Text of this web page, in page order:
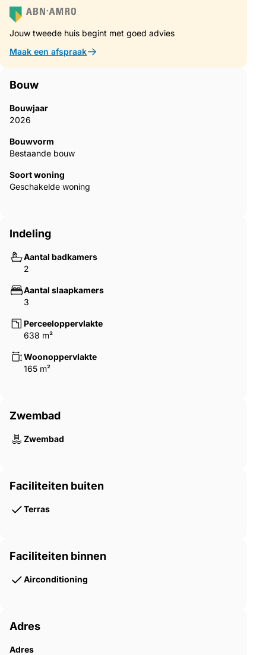
Jouw tweede huis begint met goed advies
Maak een afspraak
Bouw
Bouwjaar
2026
Bouwvorm
Bestaande bouw
Soort woning
Geschakelde woning
Indeling
Aantal badkamers
2
Aantal slaapkamers
3
Perceeloppervlakte
638 m²
Woonoppervlakte
165 m²
Zwembad
Zwembad
Faciliteiten buiten
Terras
Faciliteiten binnen
Airconditioning
Adres
Adres